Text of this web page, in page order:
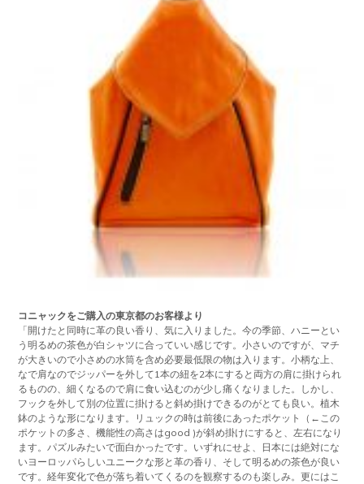
コニャックをご購入の東京都のお客様より
「開けたと同時に革の良い香り、気に入りました。今の季節、ハニーとい
う明るめの茶色が白シャツに合っていい感じです。小さいのですが、マチ
が大きいので小さめの水筒を含め必要最低限の物は入ります。小柄な上、
なで肩なのでジッパーを外して1本の紐を2本にすると両方の肩に掛けられ
るものの、細くなるので肩に食い込むのが少し痛くなりました。しかし、
フックを外して別の位置に掛けると斜め掛けできるのがとても良い。植木
鉢のような形になります。リュックの時は前後にあったポケット（←この
ポケットの多さ、機能性の高さはgood )が斜め掛けにすると、左右になり
ます。パズルみたいで面白かったです。いずれにせよ、日本には絶対にな
いヨーロッパらしいユニークな形と革の香り、そして明るめの茶色が良い
です。経年変化で色が落ち着いてくるのを観察するのも楽しみ。更にはこ